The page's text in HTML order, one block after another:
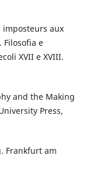
imposteurs aux
Filosofia e
XVII e XVIII.
and the Making
Press,
Frankfurt am